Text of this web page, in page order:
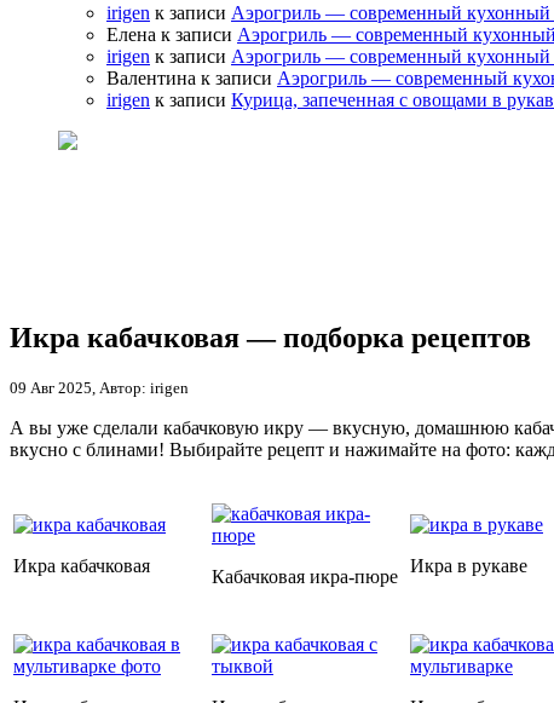
irigen к записи Аэрогриль — современный кухонный
Елена к записи Аэрогриль — современный
irigen к записи Аэрогриль — современный кухонный
Валентина к записи Аэрогриль — современный
irigen к записи Курица, запеченная с овощами в
Икра кабачковая — подборка рецептов
09 Авг 2025, Автор: irigen
А вы уже сделали кабачковую икру — вкусную, домашнюю
вкусно с блинами! Выбирайте рецепт и нажимайте на фото:
Икра кабачковая
Кабачковая икра-пюре
Икра в рукаве